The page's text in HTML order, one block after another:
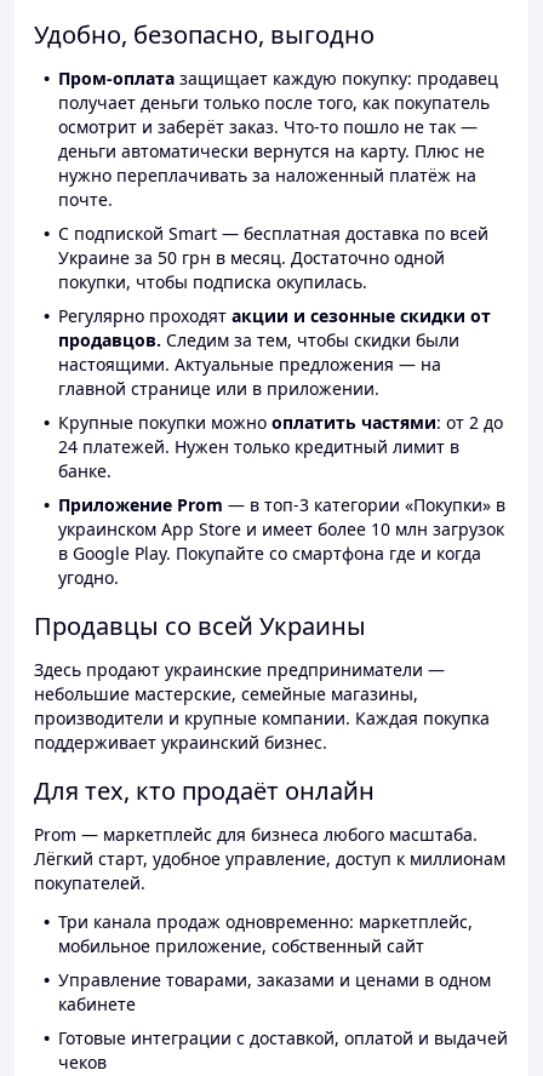
Удобно, безопасно, выгодно
Пром-оплата защищает каждую покупку: продавец
получает деньги только после того, как покупатель
осмотрит и заберёт заказ. Что-то пошло не так —
деньги автоматически вернутся на карту. Плюс не
нужно переплачивать за наложенный платёж на
почте.
С подпиской Smart — бесплатная доставка по всей
Украине за 50 грн в месяц. Достаточно одной
покупки, чтобы подписка окупилась.
Регулярно проходят акции и сезонные скидки от
продавцов. Следим за тем, чтобы скидки были
настоящими. Актуальные предложения — на
главной странице или в приложении.
Крупные покупки можно оплатить частями: от 2 до
24 платежей. Нужен только кредитный лимит в
банке.
Приложение Prom — в топ-3 категории «Покупки» в
украинском App Store и имеет более 10 млн загрузок
в Google Play. Покупайте со смартфона где и когда
угодно.
Продавцы со всей Украины
Здесь продают украинские предприниматели —
небольшие мастерские, семейные магазины,
производители и крупные компании. Каждая покупка
поддерживает украинский бизнес.
Для тех, кто продаёт онлайн
Prom — маркетплейс для бизнеса любого масштаба.
Лёгкий старт, удобное управление, доступ к миллионам
покупателей.
Три канала продаж одновременно: маркетплейс,
мобильное приложение, собственный сайт
Управление товарами, заказами и ценами в одном
кабинете
Готовые интеграции с доставкой, оплатой и выдачей
чеков